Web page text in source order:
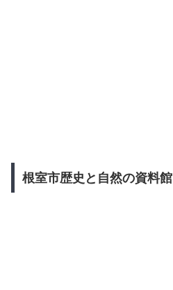
根室市歴史と自然の資料館